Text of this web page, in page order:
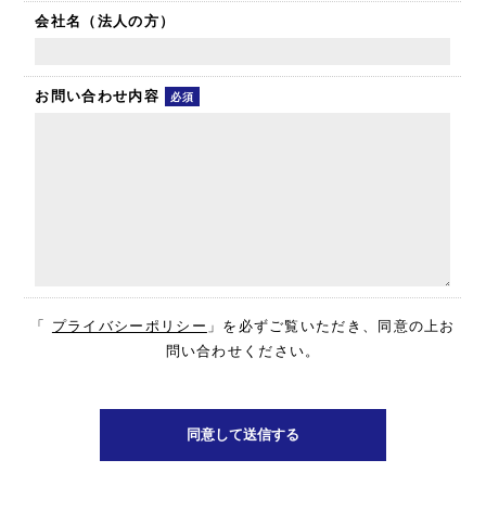
会社名（法人の方）
お問い合わせ内容 必須
「 プライバシーポリシー 」を必ずご覧いただき、同意の上お
問い合わせください。